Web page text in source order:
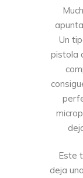
Un
pistola
Este
deja